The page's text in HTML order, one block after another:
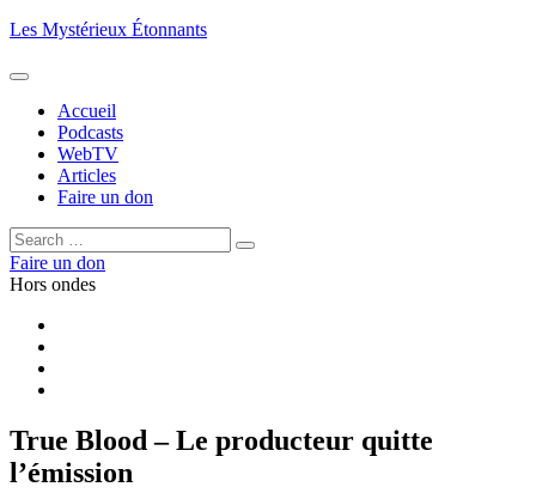
Aller
contenu
Les Mystérieux Étonnants
Accueil
Podcasts
WebTV
Articles
Faire un don
Rechercher :
Rechercher
Faire un don
Hors ondes
True Blood – Le producteur quitte
l’émission